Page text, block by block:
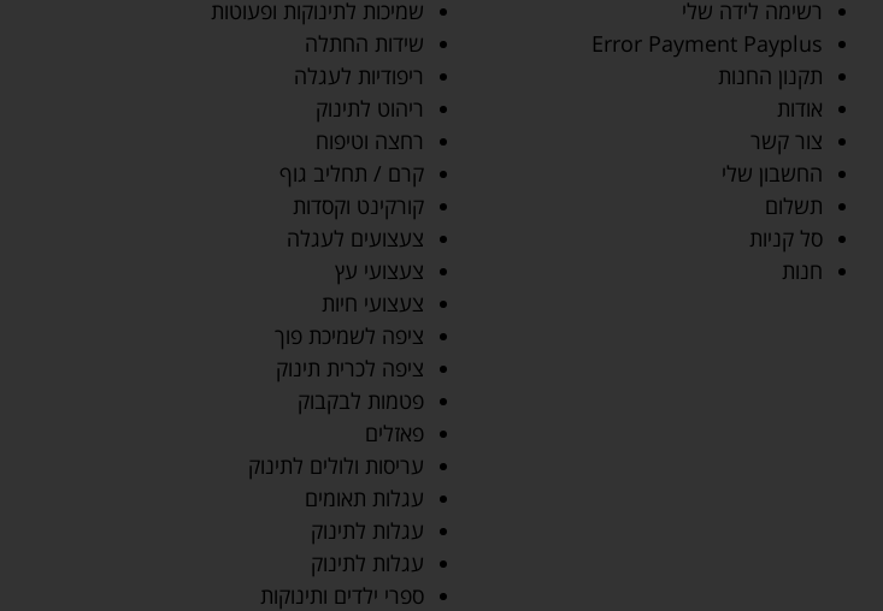
רשימה לידה שלי
Error Payment Payplus
תקנון החנות
אודות
צור קשר
החשבון שלי
תשלום
סל קניות
חנות
שמיכות לתינוקות ופעוטות
שידות החתלה
ריפודיות לעגלה
ריהוט לתינוק
רחצה וטיפוח
קרם / תחליב גוף
קורקינט וקסדות
צעצועים לעגלה
צעצועי עץ
צעצועי חיות
ציפה לשמיכת פוך
ציפה לכרית תינוק
פטמות לבקבוק
פאזלים
עריסות ולולים לתינוק
עגלות תאומים
עגלות לתינוק
עגלות לתינוק
ספרי ילדים ותינוקות